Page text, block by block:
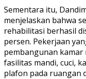
Sementara itu,
menjelaskan bahwa
rehabilitasi berhasil
persen. Pekerjaan
pembangunan
fasilitas mandi, cuci,
plafon pada ruangan